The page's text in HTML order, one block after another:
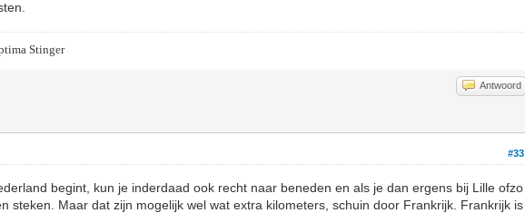
Stinger
Antwoord
#33
begint, kun je inderdaad ook recht naar beneden en als je dan ergens bij Lille ofzo
steken. Maar dat zijn mogelijk wel wat extra kilometers, schuin door Frankrijk. Frankrijk is